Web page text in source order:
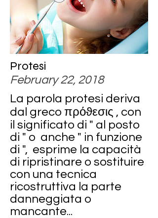
Protesi
February 22, 2018
La parola protesi deriva
dal greco πρόϑεσις , con
il significato di " al posto
di " o anche " in funzione
di ", esprime la capacità
di ripristinare o sostituire
con una tecnica
ricostruttiva la parte
danneggiata o
mancante...